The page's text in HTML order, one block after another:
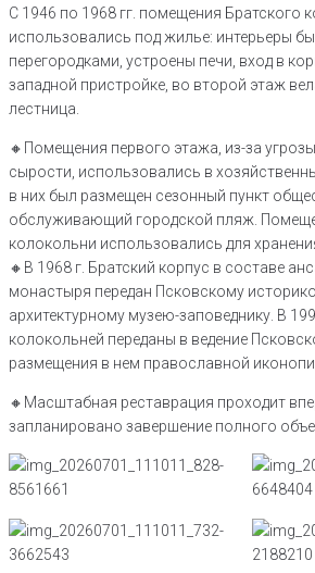
С 1946 по 1968 гг. помещения Братского
использовались под жилье: интерьеры
перегородками, устроены печи, вход в
западной пристройке, во второй этаж
лестница.
🔸Помещения первого этажа, из-за
сырости, использовались в
в них был размещен сезонный пункт
обслуживающий городской пляж.
колокольни использовались для
🔸В 1968 г. Братский корпус в составе
монастыря передан Псковскому
архитектурному музею-заповеднику. В
колокольней переданы в ведение
размещения в нем православной
🔸Масштабная реставрация проходит
запланировано завершение полного